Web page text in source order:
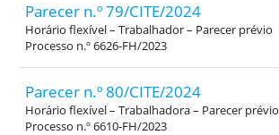
Parecer n.º 79/CITE/2024
Horário flexível – Trabalhador – Parecer prévio
Processo n.º 6626-FH/2023
Parecer n.º 80/CITE/2024
Horário flexível – Trabalhadora – Parecer prévio
Processo n.º 6610-FH/2023